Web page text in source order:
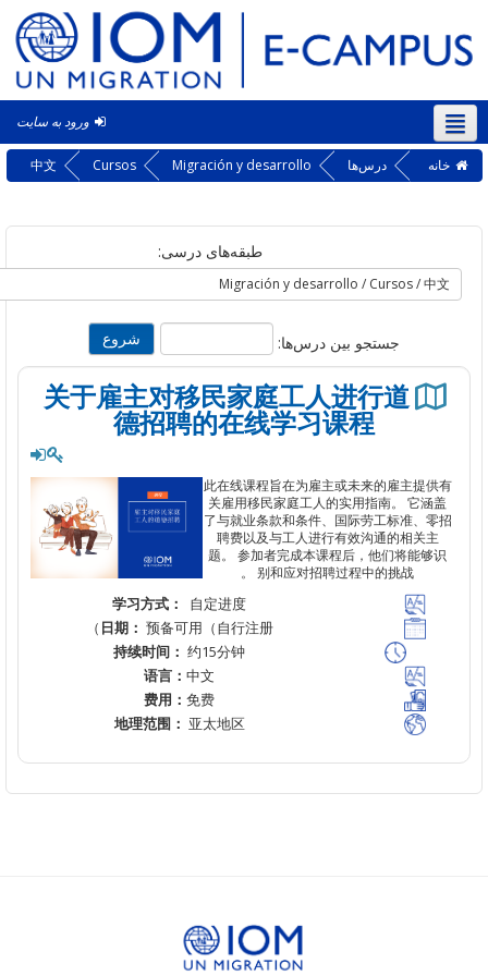
ورود به سایت
درس‌ها Migración y desarrollo
Cursos
中文
طبقه‌های درسی:
جستجو بین درس‌ها:
关于雇主对移民家庭工人进行道
德招聘的在线学习课程
此在线课程旨在为雇主或未来的雇主提
关雇用移民家庭工人的实用指南。
了与就业条款和条件、国际劳工标准、
聘费以及与工人进行有效沟通的相关
题。参加者完成本课程后，他们将能
别和应对招聘过程中的挑
。
学习方式：自定进度
日期：预备可用（自行注册）
持续时间：约15分钟
语言：
费用：
地理范围：亚太地区